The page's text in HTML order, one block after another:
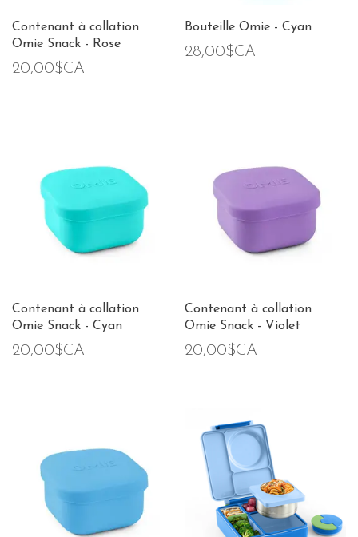
Contenant à collation
Omie Snack - Rose
20,00$CA
Bouteille Omie - Cyan
28,00$CA
Contenant à collation
Omie Snack - Cyan
20,00$CA
Contenant à collation
Omie Snack - Violet
20,00$CA